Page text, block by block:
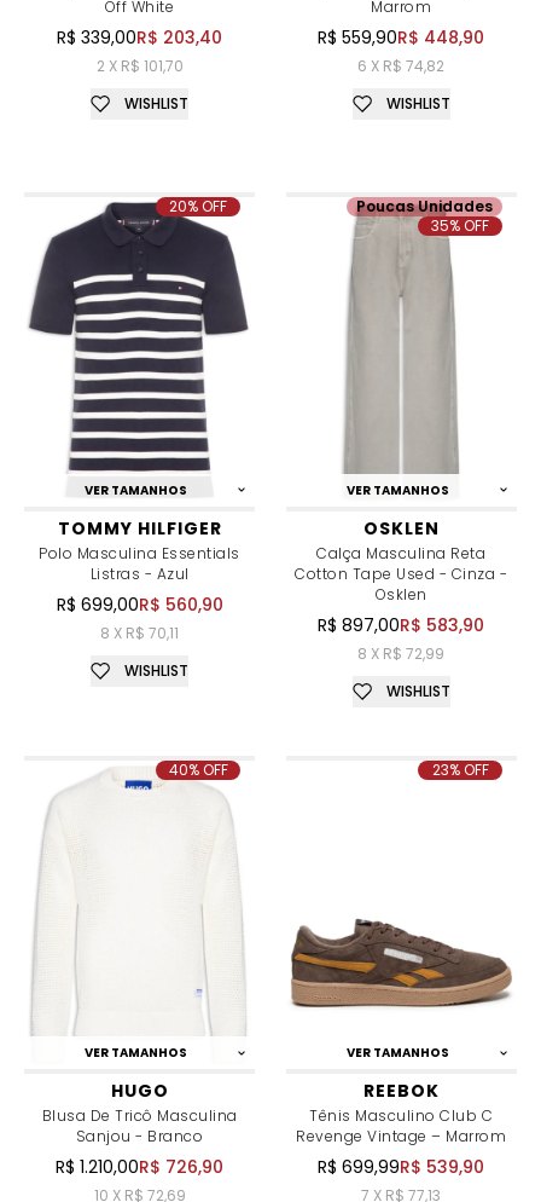
Off White
R$ 339,00R$ 203,40
2 X R$ 101,70
WISHLIST
Marrom
R$ 559,90R$ 448,90
6 X R$ 74,82
WISHLIST
VER TAMANHOS
TOMMY HILFIGER
Polo Masculina Essentials
Listras - Azul
R$ 699,00R$ 560,90
8 X R$ 70,11
20% OFF
WISHLIST
VER TAMANHOS
OSKLEN
Calça Masculina Reta
Cotton Tape Used - Cinza -
Osklen
R$ 897,00R$ 583,90
8 X R$ 72,99
Poucas Unidades
35% OFF
WISHLIST
VER TAMANHOS
HUGO
Blusa De Tricô Masculina
Sanjou - Branco
R$ 1.210,00R$ 726,90
10 X R$ 72,69
40% OFF
VER TAMANHOS
REEBOK
Tênis Masculino Club C
Revenge Vintage – Marrom
R$ 699,99R$ 539,90
7 X R$ 77,13
23% OFF